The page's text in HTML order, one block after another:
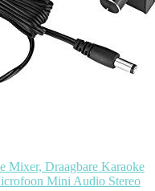
Mixer, Draagbare Karaoke
Mini Audio Stereo